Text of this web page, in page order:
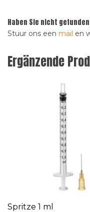
Haben Sie nicht
Stuur ons een mail en
Ergänzende
Spritze 1 ml